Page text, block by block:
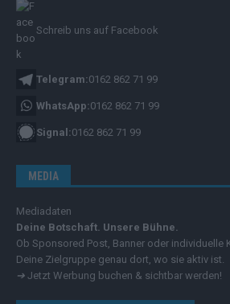
Schreib uns auf Facebook
Telegram:0162 862 71 99
WhatsApp:0162 862 71 99
Signal:0162 862 71 99
MEDIA
Mediadaten
Deine Botschaft. Unsere Bühne.
Ob Sponsored Post, Banner oder individuelle
Deine Zielgruppe genau dort, wo sie aktiv ist.
➔ Jetzt Werbung buchen & sichtbar werden!